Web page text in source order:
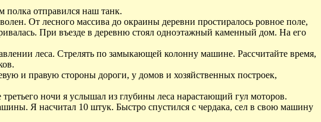
полка отправился наш танк.
От лесного массива до окраины деревни простиралось ровное поле,
При въезде в деревню стоял одноэтажный каменный дом. На его
леса. Стрелять по замыкающей колонну машине. Рассчитайте время,
и правую стороны дороги, у домов и хозяйственных построек,
ночи я услышал из глубины леса нарастающий гул моторов.
Я насчитал 10 штук. Быстро спустился с чердака, сел в свою машину